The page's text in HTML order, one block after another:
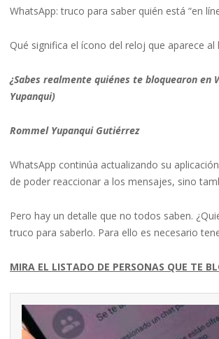
WhatsApp: truco para saber quién está “en
Qué significa el ícono del reloj que aparece
¿Sabes realmente quiénes te bloquearon en
Yupanqui)
Rommel Yupanqui Gutiérrez
WhatsApp continúa actualizando su
de poder reaccionar a los mensajes, sino
Pero hay un detalle que no todos saben.
truco para saberlo. Para ello es necesario
MIRA EL LISTADO DE PERSONAS QUE TE